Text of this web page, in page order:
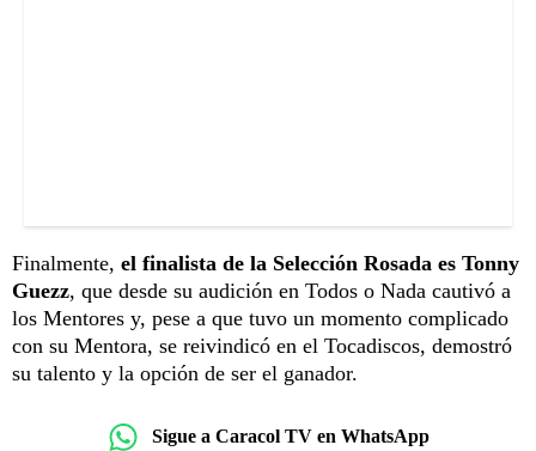
Finalmente, el finalista de la Selección Rosada es Tonny
Guezz, que desde su audición en Todos o Nada cautivó a
los Mentores y, pese a que tuvo un momento complicado
con su Mentora, se reivindicó en el Tocadiscos, demostró
su talento y la opción de ser el ganador.
Sigue a Caracol TV en WhatsApp